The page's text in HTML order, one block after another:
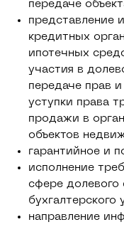
передаче
представление
кредитных
ипотечных
участия в
передаче прав
уступки права
продажи в
объектов
гарантийное и
исполнение
сфере долевого
бухгалтерского
направление